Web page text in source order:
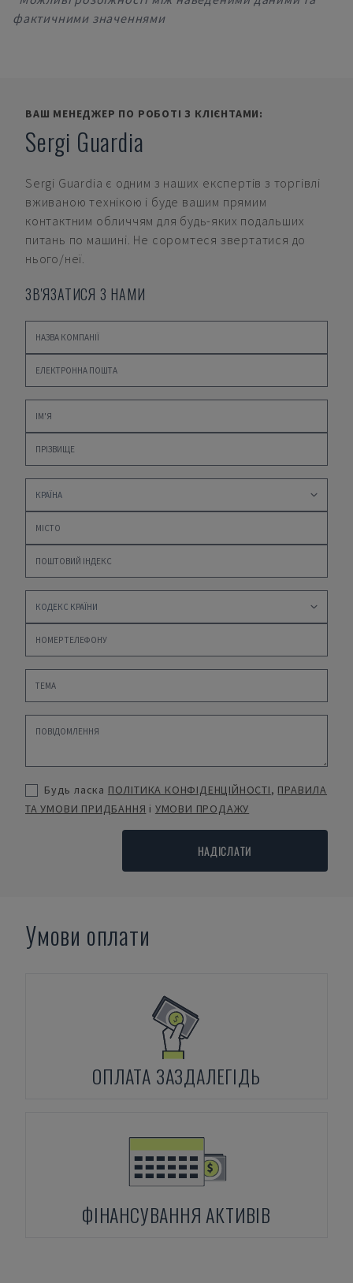
фактичними значеннями
ВАШ МЕНЕДЖЕР ПО РОБОТІ З КЛІЄНТАМИ:
Sergi Guardia
Sergi Guardia є одним з наших експертів з торгівлі
вживаною технікою і буде вашим прямим
контактним обличчям для будь-яких подальших
питань по машині. Не соромтеся звертатися до
нього/неї.
ЗВ'ЯЗАТИСЯ З НАМИ
Будь ласка ПОЛІТИКА КОНФІДЕНЦІЙНОСТІ, ПРАВИЛА
ТА УМОВИ ПРИДБАННЯ і УМОВИ ПРОДАЖУ
НАДІСЛАТИ
Умови оплати
ОПЛАТА ЗАЗДАЛЕГІДЬ
ФІНАНСУВАННЯ АКТИВІВ